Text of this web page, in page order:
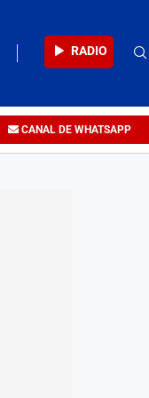
RADIO
CANAL DE WHATSAPP